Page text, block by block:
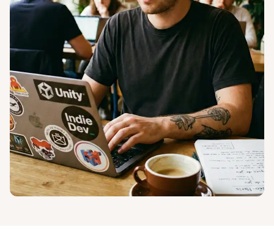
Ensavoir plus
Espace presse